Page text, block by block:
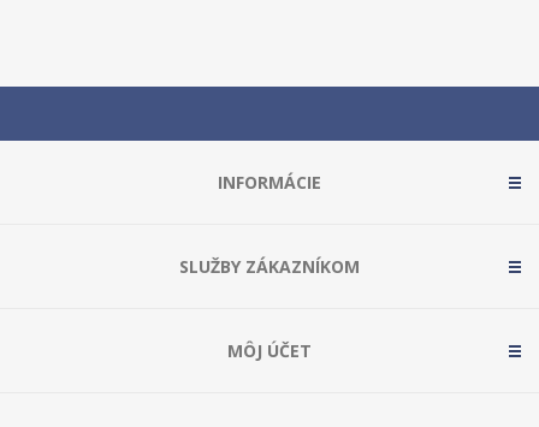
INFORMÁCIE
SLUŽBY ZÁKAZNÍKOM
MÔJ ÚČET